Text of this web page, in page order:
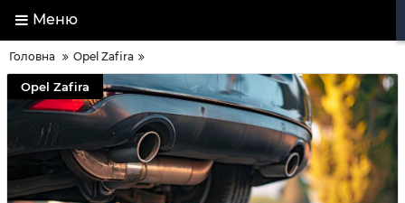
Меню
Головна Opel Zafira
Opel Zafira